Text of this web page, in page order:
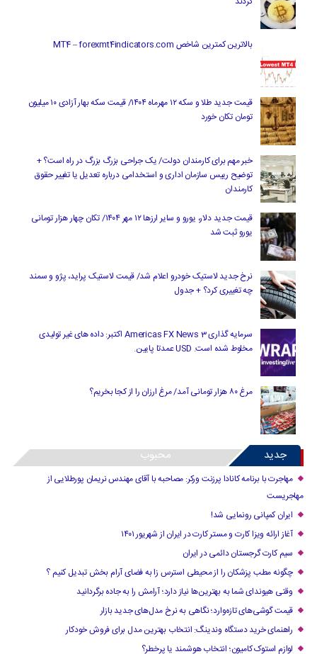
بالاترین کمترین شاخص MT4 – forexmt4indicators.com
قیمت جدید طلا و سکه ۱۲ مهرماه ۱۴۰۴/ قیمت سکه بهار آزادی ۱۰ میلیون
تومان تکان خورد
خبر مهم برای کارمندان دولت/ یک جراحی بزرگ بزرگ در راه است؟ +
توضیح رییس سازمان اداری و استخدامی درباره تعدیل یا تغییر حقوق
کارمندان
قیمت جدید دلار، یورو و سایر ارزها ۱۲ مهر ۱۴۰۴/ تکان چهار هزار تومانی
یورو ثبت شد
نرخ جدید لاستیک خودرو اعلام شد/ قیمت لاستیک پراید، پژو و سمند
چه تغییری کرد؟ + جدول
سرمایه گذاری Americas FX News 3 اکتبر: داده های غیر تولیدی
مخلوط شده است. USD عمدتا پایین.
مرغ ۸۰ هزار تومانی آمد/ مرغ ارزان را از کجا بخریم؟
جدید محبوب
مهاجرت با برنامه کانادا پرزنت ورکر: مصاحبه با آقای مهندس نریمان پورطلایی از
مهاجریست
ایران کمپانی رونمایی شد!
آغاز ارائه ویزا کارت و مستر کارت در ایران از شهریور ۱۴۰۱
سیم کارت گرجستان دائمی در ایران
چگونه مطب پزشکان را از محیطی استرس زا به فضای آرام بخش تبدیل کنیم ؟
وقتی هیوندای شما به بهترین‌ها نیاز دارد؛ آرامش را به جاده برگردانید
قیمت گوشی‌های تازه‌وارد؛ نگاهی به نرخ مدل‌های جدید بازار
راهنمای خرید دستگاه وندینگ: انتخاب بهترین مدل برای فروش خودکار
لوازم استوک کامیون؛ انتخاب هوشمند یا پرخطر؟